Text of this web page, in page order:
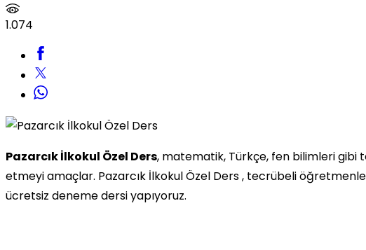
1.074
Pazarcık İlkokul Özel Ders, matematik, Türkçe, fen bilimleri
etmeyi amaçlar. Pazarcık İlkokul Özel Ders , tecrübeli
ücretsiz deneme dersi yapıyoruz.